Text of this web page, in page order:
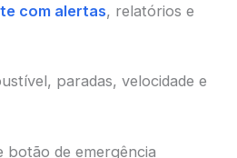
com alertas, relatórios e
paradas, velocidade e
botão de emergência